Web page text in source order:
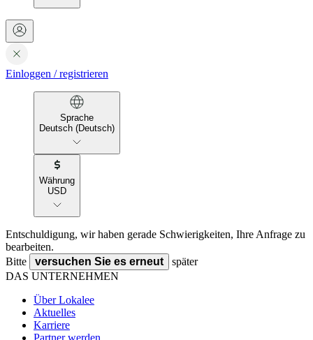
Einloggen /registrieren
Sprache
Deutsch (Deutsch)
Währung
USD
Entschuldigung, wir haben gerade Schwierigkeiten, Ihre Anfrage zu
bearbeiten.
Bitte
versuchen Sie es erneut
später
DAS UNTERNEHMEN
Über Lokalee
Aktuelles
Karriere
Partner werden